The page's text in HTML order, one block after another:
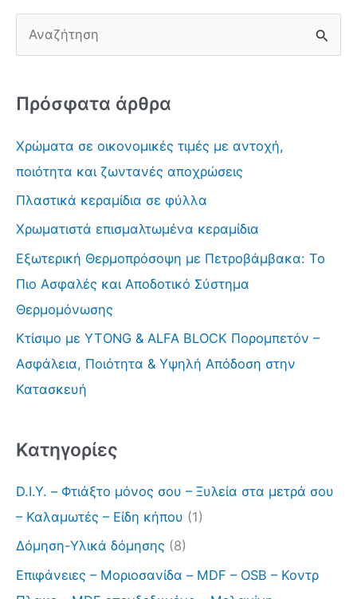
ν
ζ
τ
η
σ
η
γ
ι
α
:
Πρόσφατα άρθρα
Χρώματα σε οικονομικές τιμές με αντοχή,
ποιότητα και ζωντανές αποχρώσεις
Πλαστικά κεραμίδια σε φύλλα
Χρωματιστά επισμαλτωμένα κεραμίδια
Εξωτερική Θερμοπρόσοψη με Πετροβάμβακα: Το
Πιο Ασφαλές και Αποδοτικό Σύστημα
Θερμομόνωσης
Κτίσιμο με YTONG & ALFA BLOCK Πορομπετόν –
Ασφάλεια, Ποιότητα & Υψηλή Απόδοση στην
Κατασκευή
Kατηγορίες
D.I.Y. – Φτιάξτο μόνος σου – Ξυλεία στα μετρά σου
– Καλαμωτές – Είδη κήπου (1)
Δόμηση-Υλικά δόμησης (8)
Επιφάνειες – Μοριοσανίδα – MDF – OSB – Κοντρ